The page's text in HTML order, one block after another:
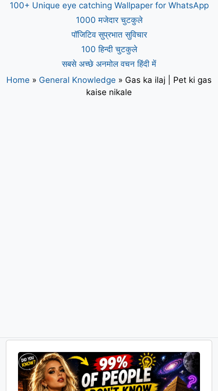
100+ Unique eye catching Wallpaper for WhatsApp
1000 मजेदार चुटकुले
पॉजिटिव सुप्रभात सुविचार
100 हिन्दी चुटकुले
सबसे अच्छे अनमोल वचन हिंदी में
Home » General Knowledge » Gas ka ilaj | Pet ki gas
kaise nikale